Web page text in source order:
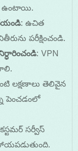
ఉంటాయి.
: ఉచిత
పరీక్షించండి.
: VPN
లక్షణాలు తెలివైన
పెంచడంలో
సర్వీస్